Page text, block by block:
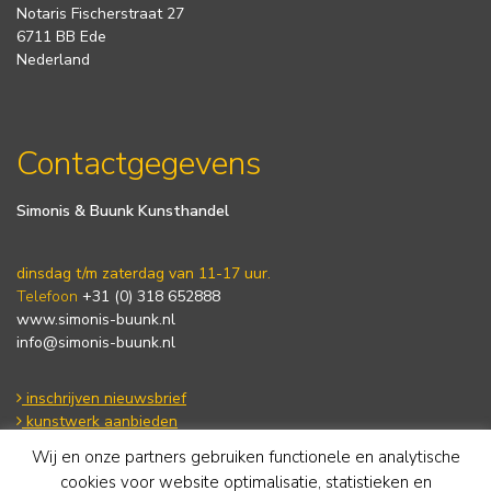
Notaris Fischerstraat 27
6711 BB Ede
Nederland
Contactgegevens
Simonis & Buunk Kunsthandel
dinsdag t/m zaterdag van 11-17 uur.
Telefoon +31 (0) 318 652888
www.simonis-buunk.nl
info@simonis-buunk.nl
inschrijven nieuwsbrief
kunstwerk aanbieden
Wij en onze partners gebruiken functionele en analytische
cookies voor website optimalisatie, statistieken en